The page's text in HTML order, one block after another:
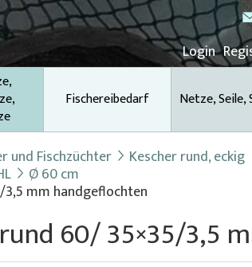
Login
Fischereibedarf Netze, Seile,
und Fischzüchter Kescher rund, eckig
Ø 60 cm
mm handgeflochten
60/ 35×35/3,5